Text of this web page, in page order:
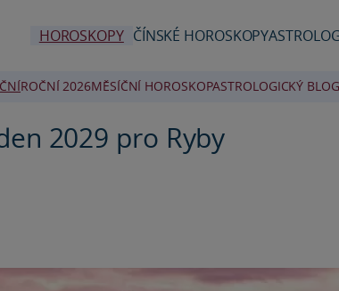
HOROSKOPY ČÍNSKÉ HOROSKOPY
ROČNÍ 2026MĚSÍČNÍ HOROSKOPASTROLOGICKÝ BLOG
2029 pro Ryby